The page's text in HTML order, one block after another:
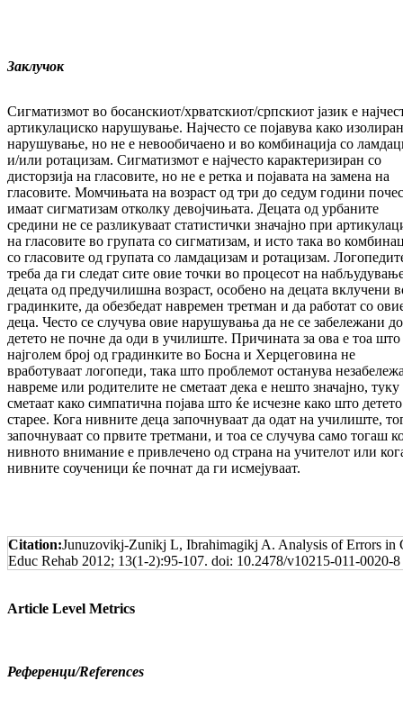
Заклучок
Сигматизмот во бо­сан­ски­от/хр­ват­ски­от/срп­ски­от јазик е
артикулациско на­ру­шу­ва­ње. Најчесто се појавува како
нарушување, но не е невообичаено и во ком­бинација со
и/или ро­та­ци­зам. Сигматизмот е најчесто карактеризиран со
дисторзија на гласовите, но не е ретка и по­­ја­вата на замена на
гласовите. Момчињата на возраст од три до седум години
има­ат сигматизам отколку девојчињата. Де­ца­та од урбаните
средини не се разликуваат стат­истички значајно при
на гла­совите во групата со сигматизам, и исто така во
со гласовите од групата со ламдацизам и ротацизам.
тре­ба да ги следат сите овие точки во процесот на
децата од предучилишна воз­раст, особено на децата вклучени
гра­дин­ките, да обезбедат навремен третман и да ра­ботат со
деца. Често се случува овие на­рушувања да не се забележани
де­те­то не почне да оди в училиште. Причината за ова е тоа што
најголем број од гра­дин­ки­те во Босна и Херцеговина не
вработуваат ло­гопеди, така што проблемот останува
навреме или родителите не сме­та­ат дека е нешто значајно, туку
сметаат ка­ко симпатична појава што ќе исчезне како што детето
старее. Кога нивните деца за­поч­ну­ва­ат да одат на училиште,
за­поч­ну­ва­ат со првите третмани, и тоа се случува само тогаш
нивното внимание е при­влеч­ено од страна на учителот или
нив­ни­те соученици ќе почнат да ги исмејуваат.
Citation:Junuzovikj-Zunikj L, Ibrahimagikj A. Analysis of Errors in
Educ Rehab 2012; 13(1-2):95-107. doi: 10.2478/v10215-011-0020-8
Article Level Metrics
Референци/References